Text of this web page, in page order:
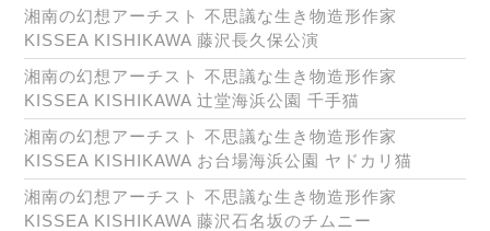
湘南の幻想アーチスト 不思議な生き物造形作家
KISSEA KISHIKAWA 藤沢長久保公演
湘南の幻想アーチスト 不思議な生き物造形作家
KISSEA KISHIKAWA 辻堂海浜公園 千手猫
湘南の幻想アーチスト 不思議な生き物造形作家
KISSEA KISHIKAWA お台場海浜公園 ヤドカリ猫
湘南の幻想アーチスト 不思議な生き物造形作家
KISSEA KISHIKAWA 藤沢石名坂のチムニー